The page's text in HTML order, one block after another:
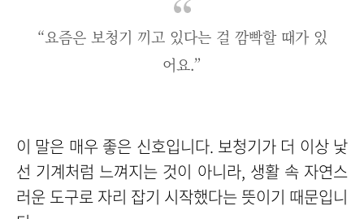
“요즘은 보청기 끼고 있다는 걸 깜빡할 때가 있
어요.”
이 말은 매우 좋은 신호입니다. 보청기가 더 이상 낯
선 기계처럼 느껴지는 것이 아니라, 생활 속 자연스
러운 도구로 자리 잡기 시작했다는 뜻이기 때문입니